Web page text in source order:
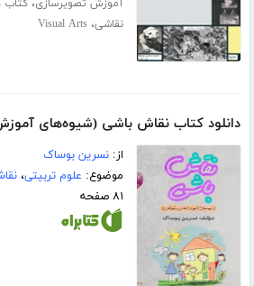
آموزش تصویرسازی،کتاب
نقاشی،Visual Arts
دانلود کتاب نقاش باشی (شیوه‌های
از:نسرین بوساک
موضوع: علوم تربیتی،
۸۱ صفحه